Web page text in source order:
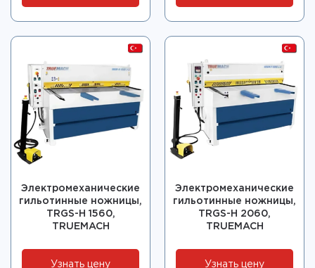
Электромеханические
гильотинные ножницы,
TRGS-H 1560,
TRUEMACH
Узнать цену
Электромеханические
гильотинные ножницы,
TRGS-H 2060,
TRUEMACH
Узнать цену